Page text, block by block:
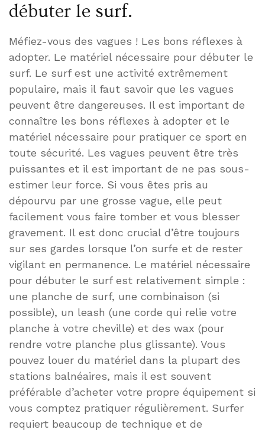
débuter le surf.
Méfiez-vous des vagues ! Les bons réflexes à
adopter. Le matériel nécessaire pour débuter le
surf. Le surf est une activité extrêmement
populaire, mais il faut savoir que les vagues
peuvent être dangereuses. Il est important de
connaître les bons réflexes à adopter et le
matériel nécessaire pour pratiquer ce sport en
toute sécurité. Les vagues peuvent être très
puissantes et il est important de ne pas sous-
estimer leur force. Si vous êtes pris au
dépourvu par une grosse vague, elle peut
facilement vous faire tomber et vous blesser
gravement. Il est donc crucial d’être toujours
sur ses gardes lorsque l’on surfe et de rester
vigilant en permanence. Le matériel nécessaire
pour débuter le surf est relativement simple :
une planche de surf, une combinaison (si
possible), un leash (une corde qui relie votre
planche à votre cheville) et des wax (pour
rendre votre planche plus glissante). Vous
pouvez louer du matériel dans la plupart des
stations balnéaires, mais il est souvent
préférable d’acheter votre propre équipement si
vous comptez pratiquer régulièrement. Surfer
requiert beaucoup de technique et de